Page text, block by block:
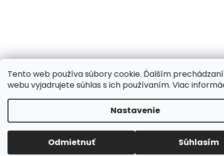
Tento web používa súbory cookie. Ďalším
webu vyjadrujete súhlas s ich používaním. Viac
Nastavenie
Odmietnuť Súhlasím